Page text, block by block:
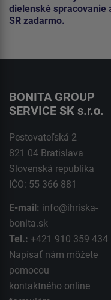
dielenské spracovanie
SR zadarmo.
BONITA GROUP
SERVICE SK s.r.o.
Pestovateľská 2
821 04 Bratislava
Slovenská republika
IČO: 55 366 881
E-mail: info@ihriska-
bonita.sk
Tel.: +421 910 359 434
Napísať nám môžete
pomocou
kontaktného online